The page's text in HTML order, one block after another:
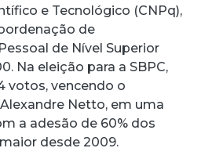
e Tecnológico (CNPq),
de
de Nível Superior
Na eleição para a SBPC,
votos, vencendo o
Netto, em uma
a adesão de 60% dos
desde 2009.